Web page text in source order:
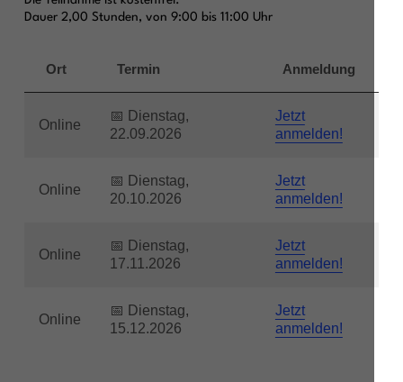
Dauer 2,00 Stunden, von 9:00 bis 11:00 Uhr
Ort Termin Anmeldung
Online
📅 Dienstag,
22.09.2026
Jetzt
anmelden!
Online
📅 Dienstag,
20.10.2026
Jetzt
anmelden!
Online
📅 Dienstag,
17.11.2026
Jetzt
anmelden!
Online
📅 Dienstag,
15.12.2026
Jetzt
anmelden!